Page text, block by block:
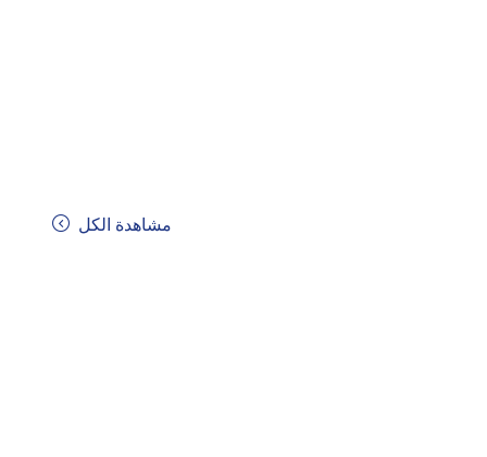
مشاهدة الكل